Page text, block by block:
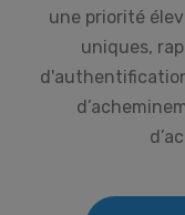
une priorité
uniques,